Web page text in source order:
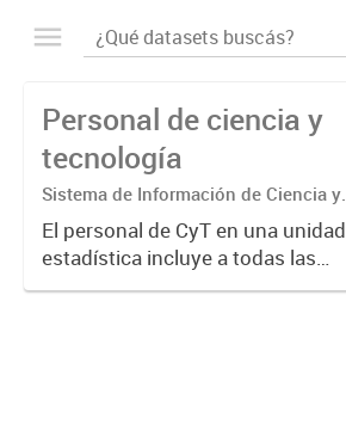
Personal de ciencia y
tecnología
Sistema de Información de Ciencia y
Tecnología Argentino (SICYTAR)
El personal de CyT en una unidad
estadística incluye a todas las
personas involucradas